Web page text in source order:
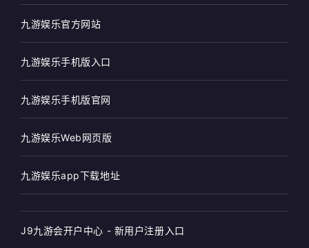
九游娱乐官方网站
九游娱乐手机版入口
九游娱乐手机版官网
九游娱乐Web网页版
九游娱乐app下载地址
J9九游会开户中心 - 新用户注册入口